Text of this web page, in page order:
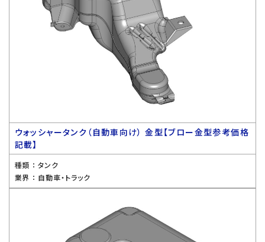
ウォッシャータンク（自動車向け） 金型【ブロー金型参考価格
記載】
種類 ： タンク
業界 ： 自動車・トラック